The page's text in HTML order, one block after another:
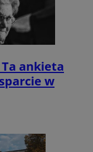
ankieta
w